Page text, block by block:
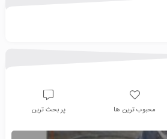
محبوب ترین ها پر بحث ترین